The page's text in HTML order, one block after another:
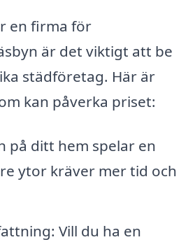
en firma för
är det viktigt att be
städföretag. Här är
kan påverka priset:
på ditt hem spelar en
ytor kräver mer tid och
Vill du ha en